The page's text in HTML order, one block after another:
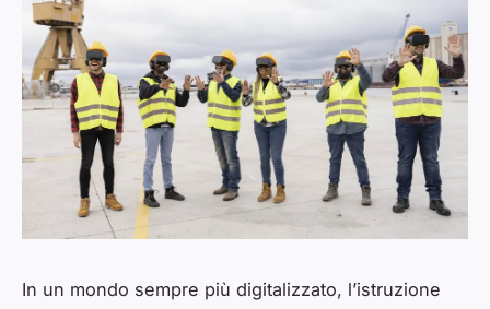
In un mondo sempre più digitalizzato, l’istruzione